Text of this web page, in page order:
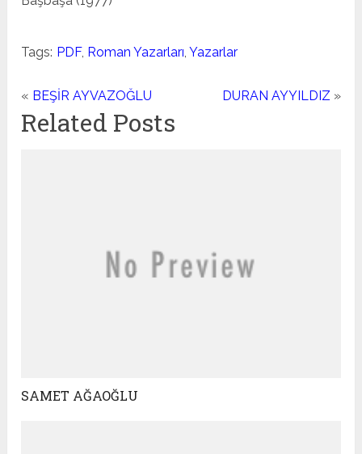
Tags: PDF, Roman Yazarları,Yazarlar
« BEŞİR AYVAZOĞLU DURAN AYYILDIZ »
Related Posts
SAMET AĞAOĞLU